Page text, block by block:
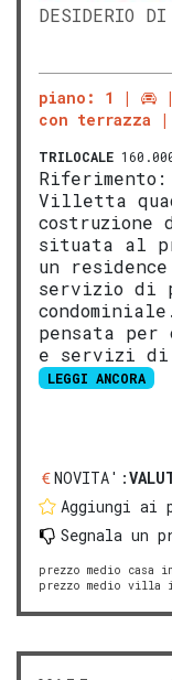
DESIDERIO DI
piano: 1
con terrazza
TRILOCALE
Riferimento:
Villetta
costruzione
situata al
un
servizio di
pensata
e servizi
LEGGI ANCORA
NOVITA':
Aggiungi
Segnala un
prezzo medio casa
prezzo medio villa